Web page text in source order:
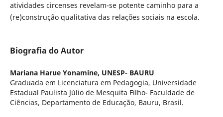
atividades circenses revelam-se potente caminho para a
(re)construção qualitativa das relações sociais na escola.
Biografia do Autor
Mariana Harue Yonamine, UNESP- BAURU
Graduada em Licenciatura em Pedagogia, Universidade
Estadual Paulista Júlio de Mesquita Filho- Faculdade de
Ciências, Departamento de Educação, Bauru, Brasil.